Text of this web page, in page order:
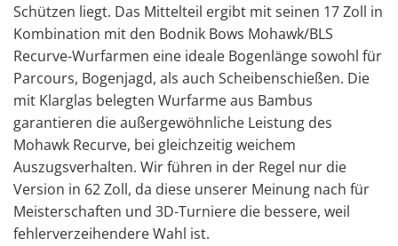
Schützen liegt. Das Mittelteil ergibt mit seinen 17 Zoll in
Kombination mit den Bodnik Bows Mohawk/BLS
Recurve-Wurfarmen eine ideale Bogenlänge sowohl für
Parcours, Bogenjagd, als auch Scheibenschießen. Die
mit Klarglas belegten Wurfarme aus Bambus
garantieren die außergewöhnliche Leistung des
Mohawk Recurve, bei gleichzeitig weichem
Auszugsverhalten. Wir führen in der Regel nur die
Version in 62 Zoll, da diese unserer Meinung nach für
Meisterschaften und 3D-Turniere die bessere, weil
fehlerverzeihendere Wahl ist.